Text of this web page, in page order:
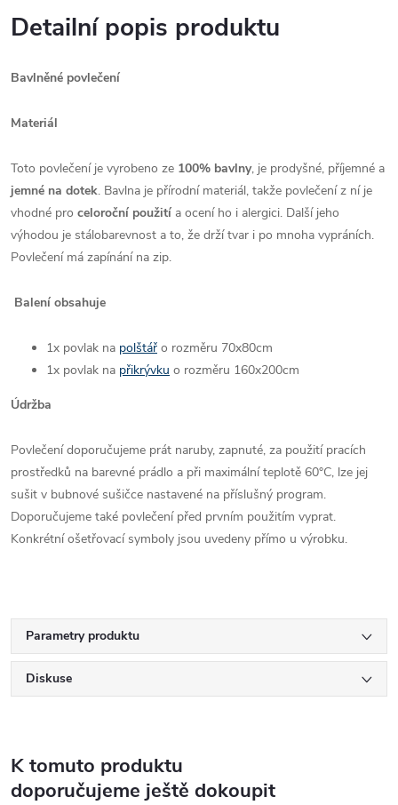
Detailní popis produktu
Bavlněné povlečení
Materiál
Toto povlečení je vyrobeno ze 100% bavlny, je prodyšné, příjemné a
jemné na dotek. Bavlna je přírodní materiál, takže povlečení z ní je
vhodné pro celoroční použití a ocení ho i alergici. Další jeho
výhodou je stálobarevnost a to, že drží tvar i po mnoha vypráních.
Povlečení má zapínání na zip.
Balení obsahuje
1x povlak na polštář o rozměru 70x80cm
1x povlak na přikrývku o rozměru 160x200cm
Údržba
Povlečení doporučujeme prát naruby, zapnuté, za použití pracích
prostředků na barevné prádlo a při maximální teplotě 60°C, lze jej
sušit v bubnové sušičce nastavené na příslušný program.
Doporučujeme také povlečení před prvním použitím vyprat.
Konkrétní ošetřovací symboly jsou uvedeny přímo u výrobku.
Parametry produktu
Diskuse
K tomuto produktu
doporučujeme ještě dokoupit